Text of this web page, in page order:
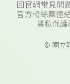
回官網常見問
官方粉絲團連
隱私保護
© 國立